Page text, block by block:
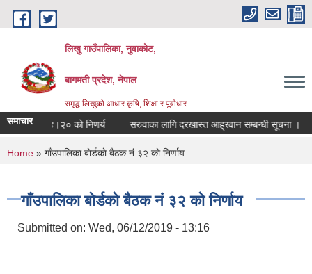
Skip to main content
लिखु गाउँपालिका, नुवाकोट,
बागमती प्रदेश, नेपाल
समृद्ध लिखुको आधार कृषि, शिक्षा र पूर्वाधार
समाचार
२०८३।०४।२० को निणर्य सरुवाका लागि दरखास्त आह्रवान सम्बन्धी सूचना ।
You are here
Home » गाँउपालिका बाेर्डकाे बैठक नं ३२ काे निर्णाय
गाँउपालिका बाेर्डकाे बैठक नं ३२ काे निर्णाय
Submitted on: Wed, 06/12/2019 - 13:16